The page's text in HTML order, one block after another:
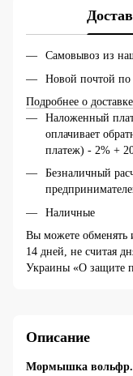
Самовывоз из
Новой почтой
Подробнее о доставке
Наложенный
оплачивает
платеж) - 2% +
Безналичный
Наличные
Вы можете обменять
14 дней, не считая
Украины «О защите
Описание
Мормышка вольфр.